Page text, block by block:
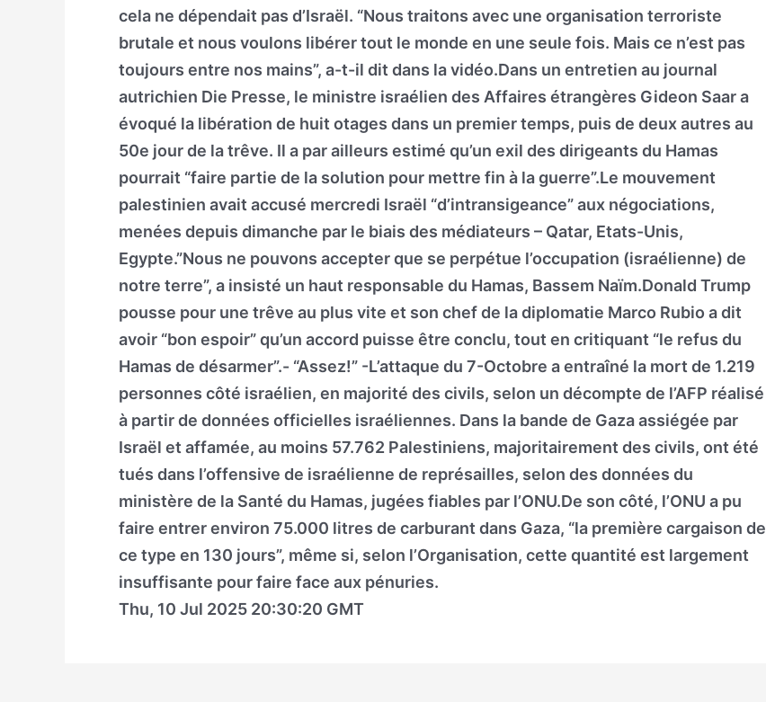
cela ne dépendait pas d’Israël. “Nous traitons avec une organisation terroriste
brutale et nous voulons libérer tout le monde en une seule fois. Mais ce n’est pas
toujours entre nos mains”, a-t-il dit dans la vidéo.Dans un entretien au journal
autrichien Die Presse, le ministre israélien des Affaires étrangères Gideon Saar a
évoqué la libération de huit otages dans un premier temps, puis de deux autres au
50e jour de la trêve. Il a par ailleurs estimé qu’un exil des dirigeants du Hamas
pourrait “faire partie de la solution pour mettre fin à la guerre”.Le mouvement
palestinien avait accusé mercredi Israël “d’intransigeance” aux négociations,
menées depuis dimanche par le biais des médiateurs – Qatar, Etats-Unis,
Egypte.”Nous ne pouvons accepter que se perpétue l’occupation (israélienne) de
notre terre”, a insisté un haut responsable du Hamas, Bassem Naïm.Donald Trump
pousse pour une trêve au plus vite et son chef de la diplomatie Marco Rubio a dit
avoir “bon espoir” qu’un accord puisse être conclu, tout en critiquant “le refus du
Hamas de désarmer”.- “Assez!” -L’attaque du 7-Octobre a entraîné la mort de 1.219
personnes côté israélien, en majorité des civils, selon un décompte de l’AFP réalisé
à partir de données officielles israéliennes. Dans la bande de Gaza assiégée par
Israël et affamée, au moins 57.762 Palestiniens, majoritairement des civils, ont été
tués dans l’offensive de israélienne de représailles, selon des données du
ministère de la Santé du Hamas, jugées fiables par l’ONU.De son côté, l’ONU a pu
faire entrer environ 75.000 litres de carburant dans Gaza, “la première cargaison de
ce type en 130 jours”, même si, selon l’Organisation, cette quantité est largement
insuffisante pour faire face aux pénuries.
Thu, 10 Jul 2025 20:30:20 GMT